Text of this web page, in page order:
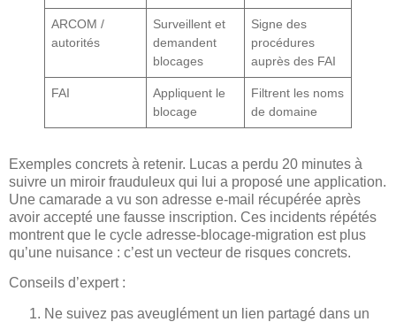
ARCOM /
autorités
Surveillent et
demandent
blocages
Signe des
procédures
auprès des FAI
FAI
Appliquent le
blocage
Filtrent les noms
de domaine
Exemples concrets à retenir. Lucas a perdu 20 minutes à
suivre un miroir frauduleux qui lui a proposé une application.
Une camarade a vu son adresse e-mail récupérée après
avoir accepté une fausse inscription. Ces incidents répétés
montrent que le cycle adresse-blocage-migration est plus
qu’une nuisance : c’est un vecteur de risques concrets.
Conseils d’expert :
Ne suivez pas aveuglément un lien partagé dans un